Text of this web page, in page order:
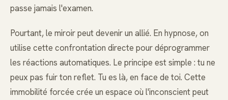
passe jamais l'examen.
Pourtant, le miroir peut devenir un allié. En hypnose, on
utilise cette confrontation directe pour déprogrammer
les réactions automatiques. Le principe est simple : tu ne
peux pas fuir ton reflet. Tu es là, en face de toi. Cette
immobilité forcée crée un espace où l'inconscient peut